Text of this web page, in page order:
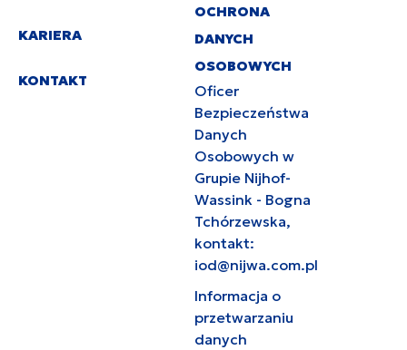
KARIERA
KONTAKT
OCHRONA
DANYCH
OSOBOWYCH
Oficer
Bezpieczeństwa
Danych
Osobowych w
Grupie Nijhof-
Wassink - Bogna
Tchórzewska,
kontakt:
iod@nijwa.com.pl
Informacja o
przetwarzaniu
danych